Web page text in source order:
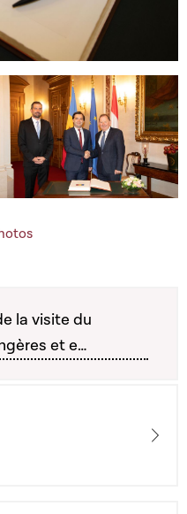
image in gallery
la visite du
et e…